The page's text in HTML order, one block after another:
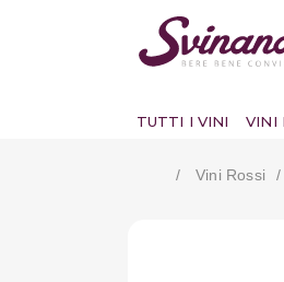
TUTTI I VINI VINI
Vini Rossi